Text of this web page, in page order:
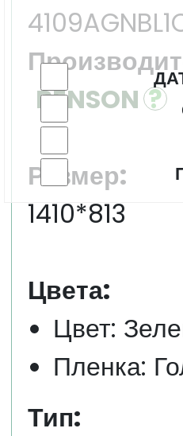
BENSON
Размер:
1410*813
Цвета:
Цвет:
Пленка:
Тип: